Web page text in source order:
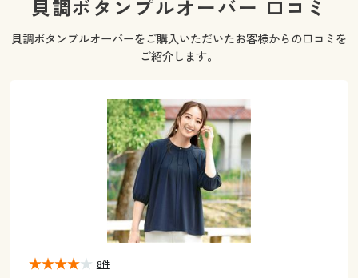
メンズ下着
メンズファッション
家電・雑貨すべて
キッチン・雑貨・日用品
寝具・インテリア・家具
カーテン・ラグ・ファブリック
美容・健康通販すべて
美容・健康・サプリメント
制服・スクール
制服・スクールすべて
ジュニア・ティーンズ下着
大きいサイズ通販すべて
大きいサイズ レディース服
バーゲンセール
詳細検索
ジュニア・ティーンズ下着
メンズ下着
家電
寝具・インテリア・家具通販すべて
カーテン・ラグ・ファブリック
美容・健康
美容・健康・サプリメント
制服・スクールすべて
ジュニア・ティーンズ下着
大きいサイズ通販すべて
大きいサイズ レディース服
大きいサイズ レディース下着
シークレットセール
商品カテゴリ一覧
貝調ボタンプルオーバー 口コミ
貝調ボタンプルオーバーをご購入いただいたお客様からの口コミを
ご紹介します。
8件